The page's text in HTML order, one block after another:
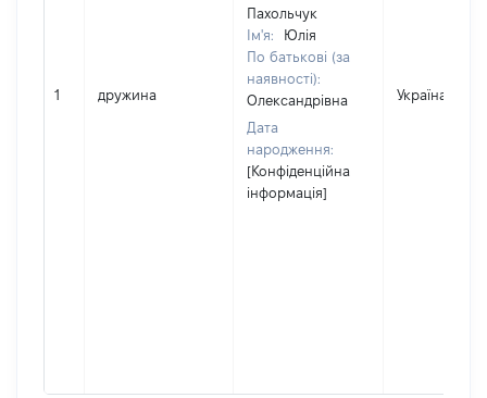
1 дружина
Пахольчук
Ім'я:
Юлія
По батькові (за
наявності):
Олександрівна
Дата
народження:
[Конфіденційна
інформація]
Україна